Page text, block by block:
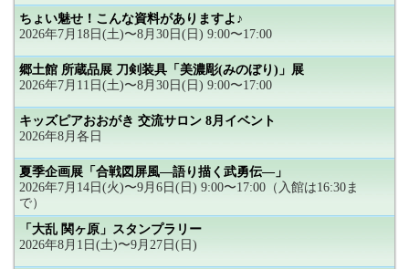
ちょい魅せ！こんな資料がありますよ♪
2026年7月18日(土)〜8月30日(日) 9:00〜17:00
郷土館 所蔵品展 刀剣装具「美濃彫(みのぼり)」展
2026年7月11日(土)〜8月30日(日) 9:00〜17:00
キッズピアおおがき 交流サロン 8月イベント
2026年8月各日
夏季企画展「合戦図屏風―語り描く武勇伝―」
2026年7月14日(火)〜9月6日(日) 9:00〜17:00（入館は16:30ま
で）
「大乱 関ヶ原」スタンプラリー
2026年8月1日(土)〜9月27日(日)